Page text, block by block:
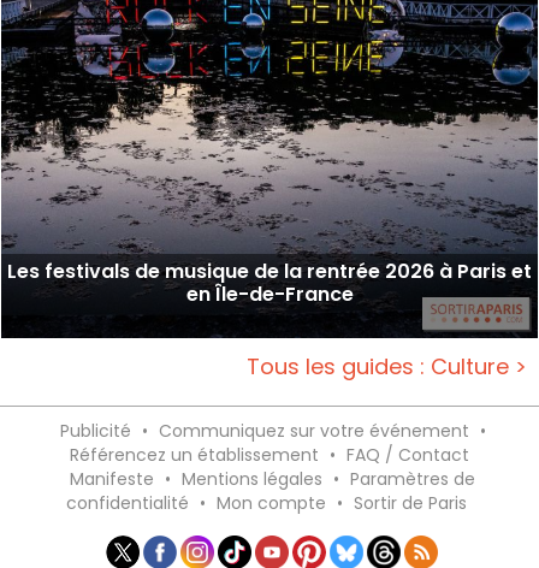
Les festivals de musique de la rentrée 2026 à Paris et
en Île-de-France
Tous les guides : Culture >
Publicité • Communiquez sur votre événement •
Référencez un établissement • FAQ / Contact
Manifeste • Mentions légales • Paramètres de
confidentialité • Mon compte • Sortir de Paris